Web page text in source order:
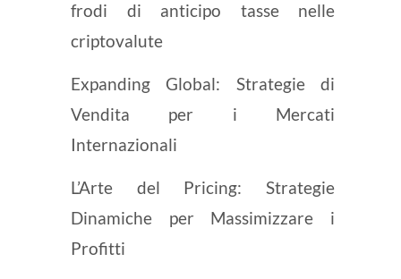
frodi di anticipo tasse nelle
criptovalute
Expanding Global: Strategie di
Vendita per i Mercati
Internazionali
L’Arte del Pricing: Strategie
Dinamiche per Massimizzare i
Profitti